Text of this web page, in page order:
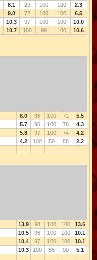
8.1 29 100 100
2.3
9.0 72 100 100
6.5
10.3 97 100 100
10.0
10.7 100 99 100 10.6
8.0 96 100 72
5.5
5.7 96 100 78
4.3
5.8 97 100 74
4.2
4.2 100 59 88 2.2
13.9 98 100 100
13.6
10.5 96 100 100
10.1
10.4 97 100 100
10.1
10.3 100 55 90 5.1